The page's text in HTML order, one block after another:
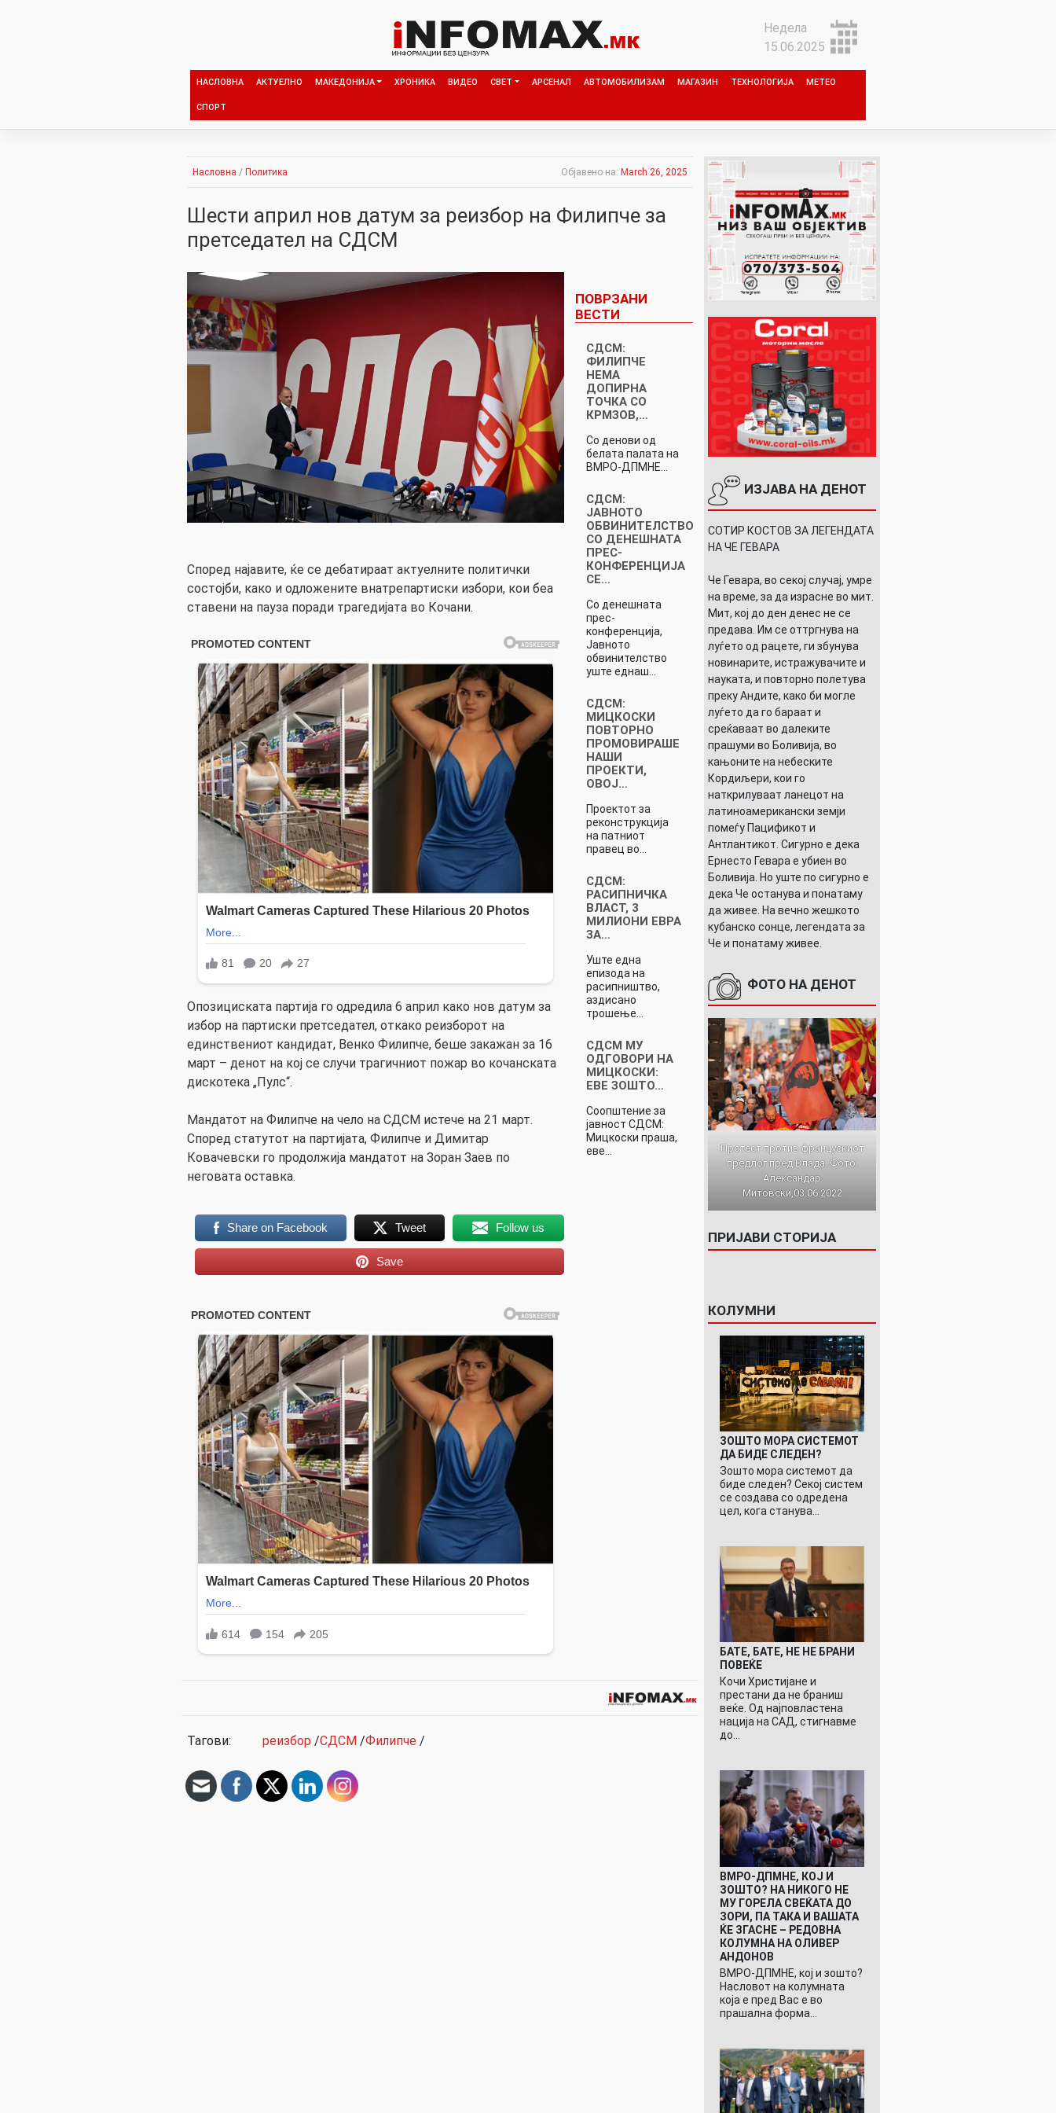
Недела
15.06.2025
НАСЛОВНА АКТУЕЛНО МАКЕДОНИЈА ХРОНИКА ВИДЕО СВЕТ АРСЕНАЛ АВТОМОБИЛИЗАМ МАГАЗИН ТЕХНОЛОГИЈА МЕТЕО
СПОРТ
Насловна / Политика Објавено на: March 26, 2025
Шести април нов датум за реизбор на Филипче за
претседател на СДСМ
Според најавите, ќе се дебатираат актуелните политички
состојби, како и одложените внатрепартиски избори, кои беа
ставени на пауза поради трагедијата во Кочани.
Опозициската партија го одредила 6 април како нов датум за
избор на партиски претседател, откако реизборот на
единствениот кандидат, Венко Филипче, беше закажан за 16
март – денот на кој се случи трагичниот пожар во кочанската
дискотека „Пулс“.
Мандатот на Филипче на чело на СДСМ истече на 21 март.
Според статутот на партијата, Филипче и Димитар
Ковачевски го продолжија мандатот на Зоран Заев по
неговата оставка.
Share on Facebook Tweet Follow us
Save
ПОВРЗАНИ
ВЕСТИ
СДСМ:
ФИЛИПЧЕ
НЕМА
ДОПИРНА
ТОЧКА СО
КРМЗОВ,…
Со денови од
белата палата на
ВМРО-ДПМНЕ…
СДСМ:
ЈАВНОТО
ОБВИНИТЕЛСТВО
СО ДЕНЕШНАТА
ПРЕС-
КОНФЕРЕНЦИЈА
СЕ…
Со денешната
прес-
конференција,
Јавното
обвинителство
уште еднаш…
СДСМ:
МИЦКОСКИ
ПОВТОРНО
ПРОМОВИРАШЕ
НАШИ
ПРОЕКТИ,
ОВОЈ…
Проектот за
реконструкција
на патниот
правец во…
СДСМ:
РАСИПНИЧКА
ВЛАСТ, 3
МИЛИОНИ ЕВРА
ЗА…
Уште една
епизода на
расипништво,
аздисано
трошење…
СДСМ МУ
ОДГОВОРИ НА
МИЦКОСКИ:
ЕВЕ ЗОШТО…
Соопштение за
јавност СДСМ:
Мицкоски праша,
еве…
Тагови: реизбор /СДСМ /Филипче /
ИЗЈАВА НА ДЕНОТ
СОТИР КОСТОВ ЗА ЛЕГЕНДАТА
НА ЧЕ ГЕВАРА
Че Гевара, во секој случај, умре
на време, за да израсне во мит.
Мит, кој до ден денес не се
предава. Им се оттргнува на
луѓето од рацете, ги збунува
новинарите, истражувачите и
науката, и повторно полетува
преку Андите, како би могле
луѓето да го бараат и
среќаваат во далеките
прашуми во Боливија, во
кањоните на небеските
Кордиљери, кои го
наткрилуваат ланецот на
латиноамерикански земји
помеѓу Пацификот и
Антлантикот. Сигурно е дека
Ернесто Гевара е убиен во
Боливија. Но уште по сигурно е
дека Че останува и понатаму
да живее. На вечно жешкото
кубанско сонце, легендата за
Че и понатаму живее.
ФОТО НА ДЕНОТ
Протест против францускиот
предлог пред Влада. Фото:
Александар
Митовски,03.06.2022
ПРИЈАВИ СТОРИЈА
КОЛУМНИ
ЗОШТО МОРА СИСТЕМОТ
ДА БИДЕ СЛЕДЕН?
Зошто мора системот да
биде следен? Секој систем
се создава со одредена
цел, кога станува…
БАТЕ, БАТЕ, НЕ НЕ БРАНИ
ПОВЕЌЕ
Кочи Христијане и
престани да не браниш
веќе. Од најповластена
нација на САД, стигнавме
до…
ВМРО-ДПМНЕ, КОЈ И
ЗОШТО? НА НИКОГО НЕ
МУ ГОРЕЛА СВЕЌАТА ДО
ЗОРИ, ПА ТАКА И ВАШАТА
ЌЕ ЗГАСНЕ – РЕДОВНА
КОЛУМНА НА ОЛИВЕР
АНДОНОВ
ВМРО-ДПМНЕ, кој и зошто?
Насловот на колумната
која е пред Вас е во
прашална форма…